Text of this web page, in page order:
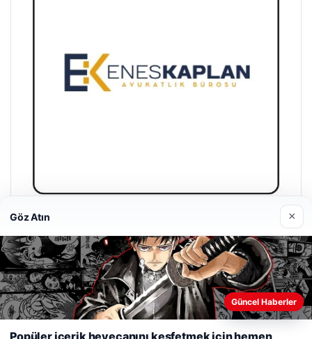
Enes Kaplan Avukatlık Bürosu
28/04/2026
Web sitemizi nasıl kullandığınızı daha iyi anlayabilmek,
Göz Atın ×
Güncel Haberler
Popüler içerik heyecanını keşfetmek için hemen